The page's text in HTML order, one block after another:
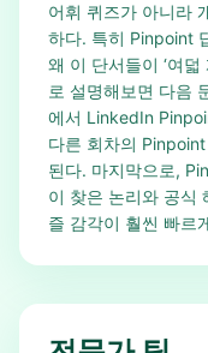
어휘 퀴즈가 아니라
하다. 특히 Pinpoint
왜 이 단서들이 ‘여
로 설명해보면 다음
에서 LinkedIn
다른 회차의
된다. 마지막으로,
이 찾은 논리와 공식
즐 감각이 훨씬 빠르